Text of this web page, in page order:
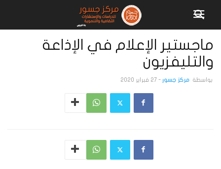
ماجستير الإعلام في الإذاعة
والتليفزيون
بواسطة مركز جسور - 27 فبراير 2020